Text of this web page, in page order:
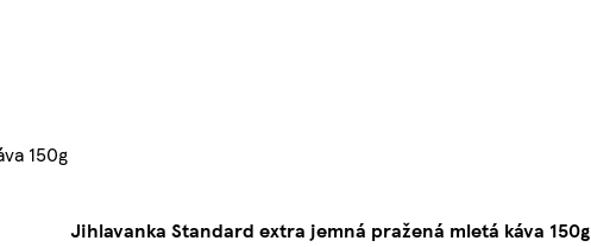
150g
Jihlavanka Standard extra jemná pražená mletá káva 150g